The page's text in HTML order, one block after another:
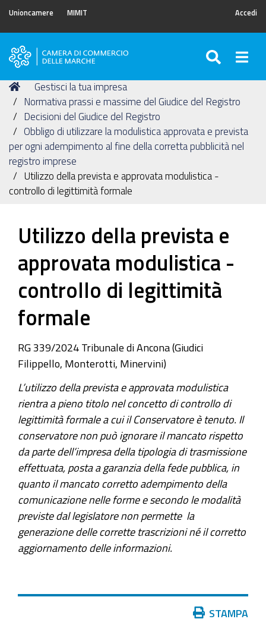
Unioncamere MIMIT Accedi
Camera
Commercio
delle
Marche
Tu
sei
qui:
Home
Gestisci la tua impresa
Normativa prassi e massime del Giudice del Registro
Decisioni del Giudice del Registro
Obbligo di utilizzare la modulistica approvata e prevista
per ogni adempimento al fine della corretta pubblicità nel
registro imprese
Utilizzo della prevista e approvata modulistica -
controllo di legittimità formale
Utilizzo della prevista e
approvata modulistica -
controllo di legittimità
formale
RG 339/2024 Tribunale di Ancona (Giudici
Filippello, Monterotti, Minervini)
L’utilizzo della prevista e approvata modulistica
rientra a pieno titolo nel concetto di controllo di
legittimità formale a cui il Conservatore è tenuto. Il
conservatore non può ignorare il mancato rispetto
da parte dell’impresa della tipologia di trasmissione
effettuata, posta a garanzia della fede pubblica, in
quanto il mancato corretto adempimento della
comunicazione nelle forme e secondo le modalità
previste dal legislatore non permette la
generazione delle corrette trascrizioni né il corretto
aggiornamento delle informazioni.
STAMPA